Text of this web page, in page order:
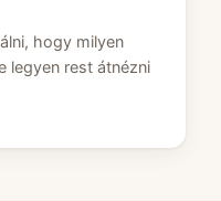
hogy milyen
legyen rest átnézni